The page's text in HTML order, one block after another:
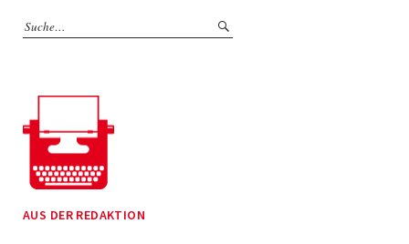
AUS DER REDAKTION